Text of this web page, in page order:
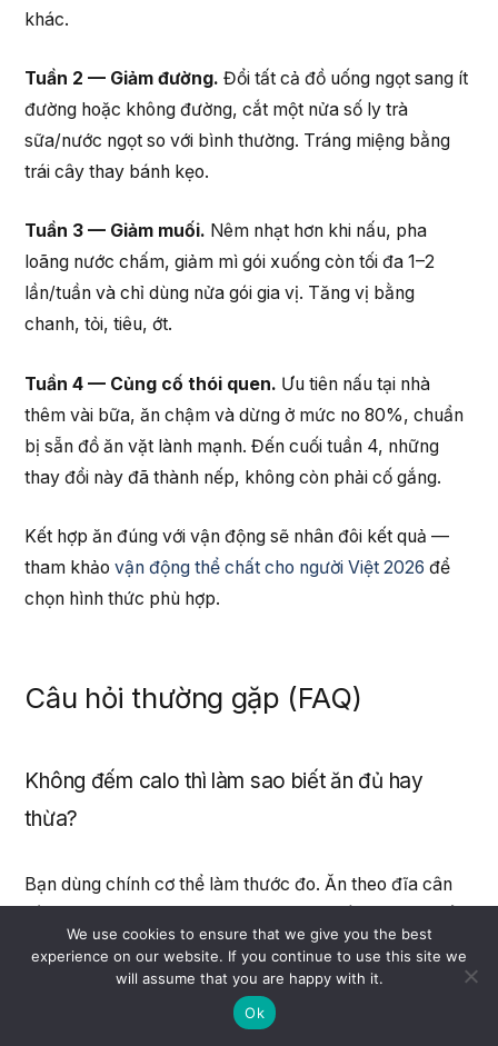
khác.
Tuần 2 — Giảm đường. Đổi tất cả đồ uống ngọt sang ít
đường hoặc không đường, cắt một nửa số ly trà
sữa/nước ngọt so với bình thường. Tráng miệng bằng
trái cây thay bánh kẹo.
Tuần 3 — Giảm muối. Nêm nhạt hơn khi nấu, pha
loãng nước chấm, giảm mì gói xuống còn tối đa 1–2
lần/tuần và chỉ dùng nửa gói gia vị. Tăng vị bằng
chanh, tỏi, tiêu, ớt.
Tuần 4 — Củng cố thói quen. Ưu tiên nấu tại nhà
thêm vài bữa, ăn chậm và dừng ở mức no 80%, chuẩn
bị sẵn đồ ăn vặt lành mạnh. Đến cuối tuần 4, những
thay đổi này đã thành nếp, không còn phải cố gắng.
Kết hợp ăn đúng với vận động sẽ nhân đôi kết quả —
tham khảovận động thể chất cho người Việt 2026 để
chọn hình thức phù hợp.
Câu hỏi thường gặp (FAQ)
Không đếm calo thì làm sao biết ăn đủ hay
thừa?
Bạn dùng chính cơ thể làm thước đo. Ăn theo đĩa cân
định, năng lượng tốt, không đói cồn cào giữa các bữa
thì bạn đang ăn đủ. Nếu tăng cân dần, hãy giảm bớt
tinh bột và đồ ngọt, tăng rau và đạm.
We use cookies to ensure that we give you the best
experience on our website. If you continue to use this site we
will assume that you are happy with it.
Ok